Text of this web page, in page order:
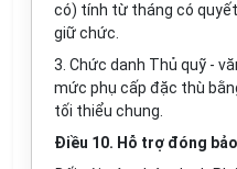
có) tính từ tháng có
giữ chức.
3. Chức danh Thủ quỹ -
mức phụ cấp đặc thù
tối thiểu chung.
Điều 10. Hỗ trợ đóng